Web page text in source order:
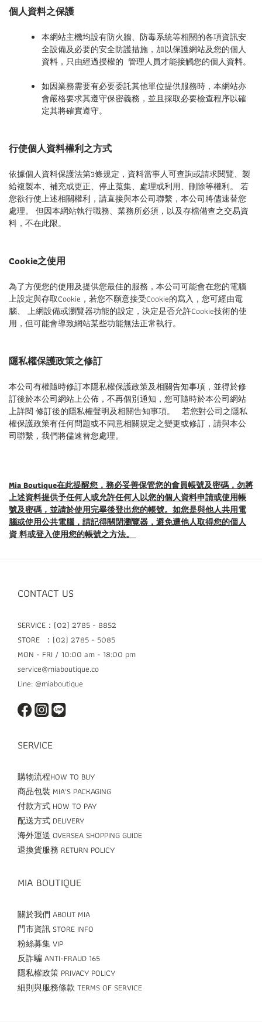
個人資料之保護
本網站主機均設有防火牆、防毒系統等相關的各項資訊安
全設備及必要的安全防護措施，加以保護網站及您的個人
資料，只由經過授權的 管理人員才能接觸您的個人資料。
如因業務需要有必要委託其他單位提供服務時，本網站亦
會嚴格要求其遵守保密義務，並且採取必要檢查程序以確
定其將確實遵守。
行使個人資料權利之方式
依據個人資料保護法第3條規定，資料當事人可查詢或請求閱覽、製
給複製本、補充或更正、停止蒐集、處理或利用、刪除等權利。 若
您欲行使上述相關權利，請直接與本公司聯繫，本公司將儘速替您
處理。 但因本網站執行職務、業務所必須，以及存檔備查之交易資
料，不在此限。
Cookie之使用
為了方便您的使用及提供您最佳的服務，本公司可能會在您的電腦
上設定與存取Cookie，若您不願意接受Cookie的寫入，您可經由電
腦、 上網設備或瀏覽器功能的設定，決定是否允許Cookie技術的使
用，但可能會導致網站某些功能無法正常執行。
隱私權保護政策之修訂
本公司有權隨時修訂本隱私權保護政策及相關告知事項，並得於修
訂後於本公司網站上公佈，不再個別通知，您可隨時於本公司網站
上詳閱 修訂後的隱私權聲明及相關告知事項。 若您對公司之隱私
權保護政策有任何問題或不同意相關規定之變更或修訂，請與本公
司聯繫，我們將儘速替您處理。
Mia Boutique在此提醒您，務必妥善保管您的會員帳號及密碼，勿將
上述資料提供予任何人或允許任何人以您的個人資料申請或使用帳
號及密碼，並請於使用完畢後登出您的帳號。如您是與他人共用電
腦或使用公共電腦，請記得關閉瀏覽器，避免遭他人取得您的個人
資 料或登入使用您的帳號之方法。
CONTACT US
SERVICE：(02) 2785 - 8852
STORE ：(02) 2785 - 5085
MON - FRI / 10:00 am - 18:00 pm
service@miaboutique.co
Line: @miaboutique
SERVICE
購物流程HOW TO BUY
商品包裝 MIA'S PACKAGING
付款方式 HOW TO PAY
配送方式 DELIVERY
海外運送 OVERSEA SHOPPING GUIDE
退換貨服務 RETURN POLICY
MIA BOUTIQUE
關於我們 ABOUT MIA
門市資訊 STORE INFO
粉絲募集 VIP
反詐騙 ANTI-FRAUD 165
隱私權政策 PRIVACY POLICY
細則與服務條款 TERMS OF SERVICE